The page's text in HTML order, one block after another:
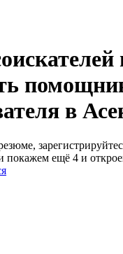
в
покажем ещё 4 и